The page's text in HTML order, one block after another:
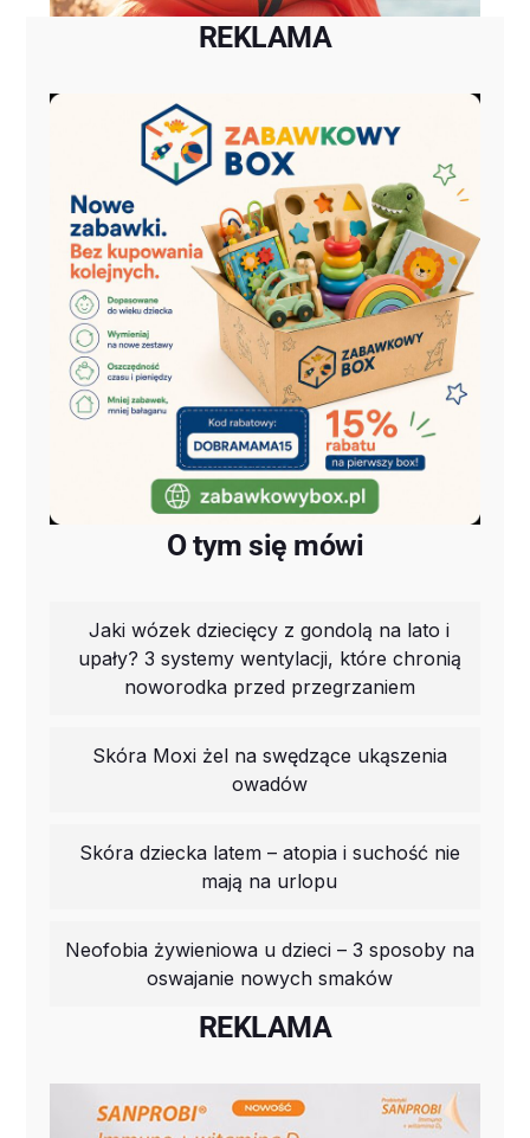
REKLAMA
O tym się mówi
Jaki wózek dziecięcy z gondolą na lato i
upały? 3 systemy wentylacji, które chronią
noworodka przed przegrzaniem
Skóra Moxi żel na swędzące ukąszenia
owadów
Skóra dziecka latem – atopia i suchość nie
mają na urlopu
Neofobia żywieniowa u dzieci – 3 sposoby na
oswajanie nowych smaków
REKLAMA